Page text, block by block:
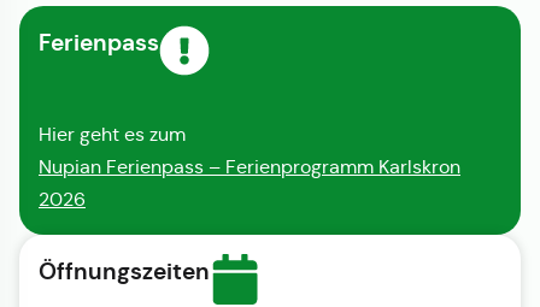
Ferienpass
Hier geht es zum
Nupian Ferienpass – Ferienprogramm Karlskron
2026
Öffnungszeiten